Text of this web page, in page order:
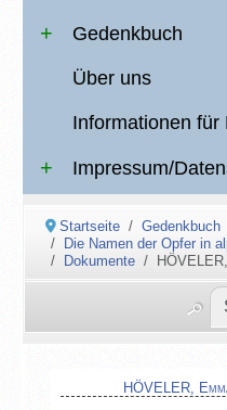
Gedenkbuch
Über uns
Informationen für
Impressum/
Startseite
Gedenkbuch
Die Namen der Opfer in
Dokumente
HÖVELER,